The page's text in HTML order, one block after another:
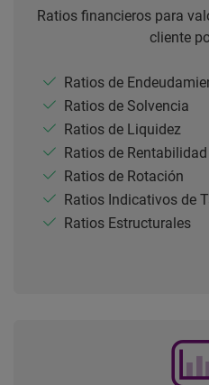
Ratios financieros para
cliente
Ratios de
Ratios de Solvencia
Ratios de Liquidez
Ratios de Rentabilidad
Ratios de Rotación
Ratios Indicativos de
Ratios Estructurales